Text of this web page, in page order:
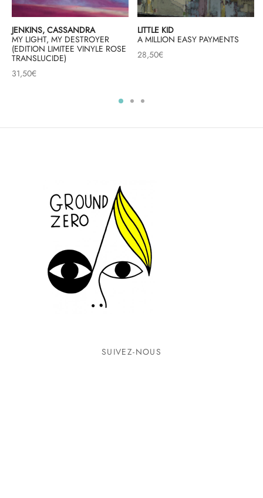
JENKINS, CASSANDRA
MY LIGHT, MY DESTROYER
(EDITION LIMITEE VINYLE ROSE
TRANSLUCIDE)
31,50€
LITTLE KID
A MILLION EASY PAYMENTS
28,50€
SUIVEZ-NOUS